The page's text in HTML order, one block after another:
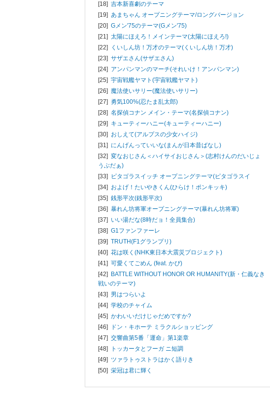
[18] 吉本新喜劇のテーマ
[19] あまちゃん オープニングテーマ/ロングバージョン
[20] Gメン'75のテーマ(Gメン'75)
[21] 太陽にほえろ！メインテーマ(太陽にほえろ!)
[22]
くいしん坊！万才のテーマ(くいしん坊！万才)
[23] サザエさん(サザエさん)
[24] アンパンマンのマーチ(それいけ！アンパンマン)
[25] 宇宙戦艦ヤマト(宇宙戦艦ヤマト)
[26] 魔法使いサリー(魔法使いサリー)
[27] 勇気100%(忍たま乱太郎)
[28] 名探偵コナン メイン・テーマ(名探偵コナン)
[29] キューティーハニー(キューティーハニー)
[30] おしえて(アルプスの少女ハイジ)
[31] にんげんっていいな(まんが日本昔ばなし)
[32] 変なおじさん＜ハイサイおじさん＞(志村けんのだいじょ
うぶだぁ)
[33] ピタゴラスイッチ オープニングテーマ(ピタゴラスイ
[34] およげ！たいやきくん(ひらけ！ポンキッキ)
[35] 銭形平次(銭形平次)
[36] 暴れん坊将軍オープニングテーマ(暴れん坊将軍)
[37] いい湯だな(8時だョ！全員集合)
[38] G1ファンファーレ
[39] TRUTH(F1グランプリ)
[40] 花は咲く(NHK東日本大震災プロジェクト)
[41] 可愛くてごめん (feat. かぴ)
[42] BATTLE WITHOUT HONOR OR HUMANITY(新・仁義なき
戦いのテーマ)
[43] 男はつらいよ
[44] 学校のチャイム
[45] かわいいだけじゃだめですか?
[46]
ドン・キホーテ ミラクルショッピング
[47] 交響曲第5番「運命」第1楽章
[48]
トッカータとフーガ ニ短調
[49] ツァラトゥストラはかく語りき
[50] 栄冠は君に輝く